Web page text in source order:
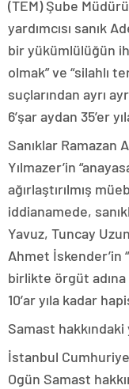
(TEM) Şube
yardımcısı sanık
bir yükümlülüğün
olmak” ve “silahlı
suçlarından ayrı
6’şar aydan 35’er
Sanıklar Ramazan
Yılmazer’in
ağırlaştırılmış
iddianamede,
Yavuz, Tuncay
Ahmet
birlikte örgüt adına
10’ar yıla kadar
Samast hakkındaki
İstanbul
Ogün Samast